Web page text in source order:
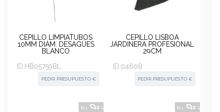
CEPILLO LIMPIATUBOS
10MM DIÁM. DESAGÜES
BLANCO
ID:HB05759BL
PEDIR PRESUPUESTO €
CEPILLO LISBOA
JARDINERA PROFESIONAL
29CM
ID:04608
PEDIR PRESUPUESTO €
N.I. VER ALTERNATIVAS N.I. VER